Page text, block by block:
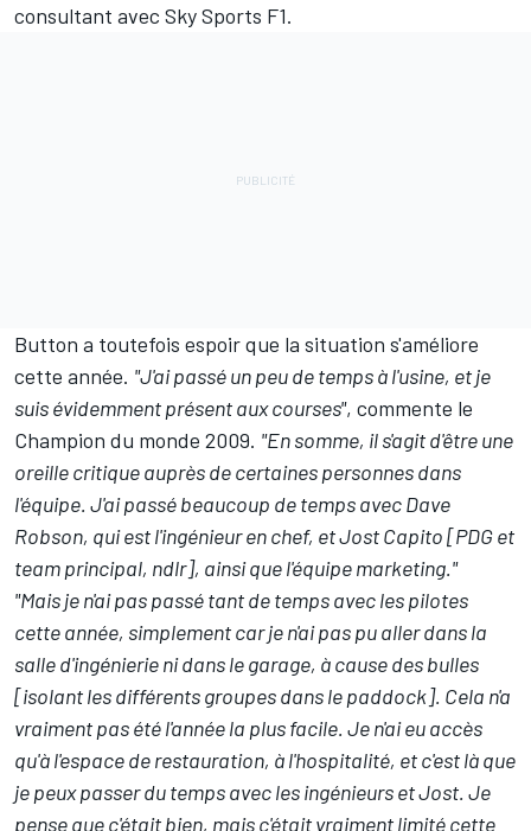
consultant avec Sky Sports F1.
Button a toutefois espoir que la situation s'améliore
cette année. "J'ai passé un peu de temps à l'usine, et je
suis évidemment présent aux courses", commente le
Champion du monde 2009. "En somme, il s'agit d'être une
oreille critique auprès de certaines personnes dans
l'équipe. J'ai passé beaucoup de temps avec Dave
Robson, qui est l'ingénieur en chef, et Jost Capito [PDG et
team principal, ndlr], ainsi que l'équipe marketing."
"Mais je n'ai pas passé tant de temps avec les pilotes
cette année, simplement car je n'ai pas pu aller dans la
salle d'ingénierie ni dans le garage, à cause des bulles
[isolant les différents groupes dans le paddock]. Cela n'a
vraiment pas été l'année la plus facile. Je n'ai eu accès
qu'à l'espace de restauration, à l'hospitalité, et c'est là que
je peux passer du temps avec les ingénieurs et Jost. Je
pense que c'était bien, mais c'était vraiment limité cette